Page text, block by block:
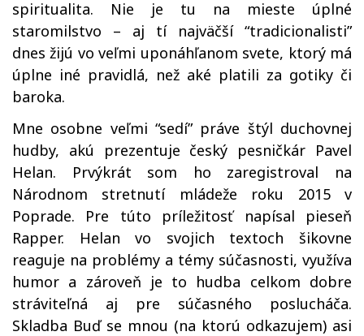
spiritualita. Nie je tu na mieste úplné
staromilstvo – aj tí najväčší “tradicionalisti”
dnes žijú vo veľmi uponáhľanom svete, ktorý má
úplne iné pravidlá, než aké platili za gotiky či
baroka.
Mne osobne veľmi “sedí” práve štýl duchovnej
hudby, akú prezentuje český pesničkár Pavel
Helan. Prvýkrát som ho zaregistroval na
Národnom stretnutí mládeže roku 2015 v
Poprade. Pre túto príležitosť napísal pieseň
Rapper. Helan vo svojich textoch šikovne
reaguje na problémy a témy súčasnosti, využíva
humor a zároveň je to hudba celkom dobre
stráviteľná aj pre súčasného poslucháča.
Skladba Buď se mnou (na ktorú odkazujem) asi